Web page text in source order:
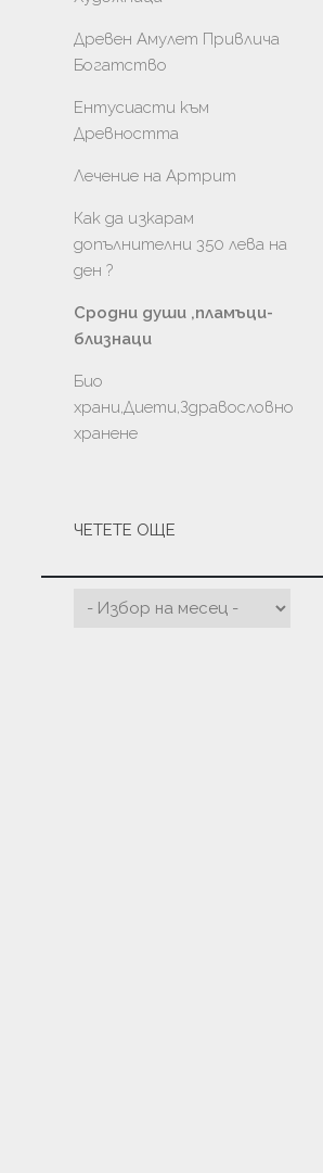
Древен Амулет Привлича
Богатство
Ентусиасти към
Древността
Лечение на Артрит
Как да изкарам
допълнителни 350 лева на
ден ?
Сродни души ,пламъци-
близнаци
Био
храни,Диети,Здравословно
хранене
ЧЕТЕТЕ ОЩЕ